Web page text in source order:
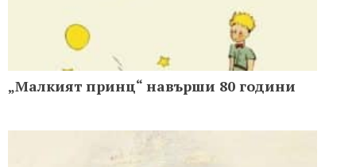
„Малкият принц“ навърши 80 години